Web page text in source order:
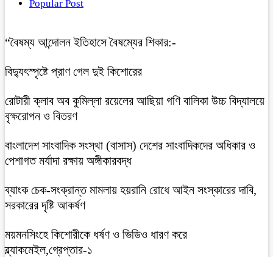
Popular Post
“বৈষম্য আন্দোলন ইতিহাসে বৈষম্যের শিকার:-
বিদ্যুৎস্পৃষ্টে প্রাণ গেল দুই কিশোরের
রোটারী ক্লাব অব কুমিল্লা রয়েলের আছিয়া গণি বালিকা উচ্চ বিদ্যালয়ে
বৃক্ষরোপন ও বিতরণ
বাংলাদেশ সাংবাদিক সংস্থা (বাসাস) দেশের সাংবাদিকদের অধিকার ও
পেশাগত মর্যাদা রক্ষায় অঙ্গীকারবদ্ধ
ব্যাংক চেক-সংক্রান্ত মামলায় হয়রানি রোধে আইন সংস্কারের দাবি,
সরকারের দৃষ্টি আকর্ষণ
ময়মনসিংহে কিশোরীকে ধর্ষণ ও ভিডিও ধারণ করে
ব্ল্যাকমেইল,গ্রেপ্তার-১